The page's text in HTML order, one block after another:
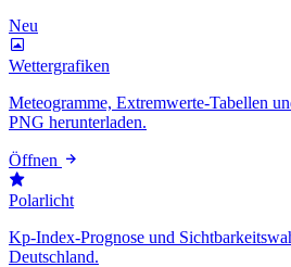
Neu
Wettergrafiken
Meteogramme, Extremwerte-Tabellen
PNG herunterladen.
Öffnen
Polarlicht
Kp-Index-Prognose und
Deutschland.